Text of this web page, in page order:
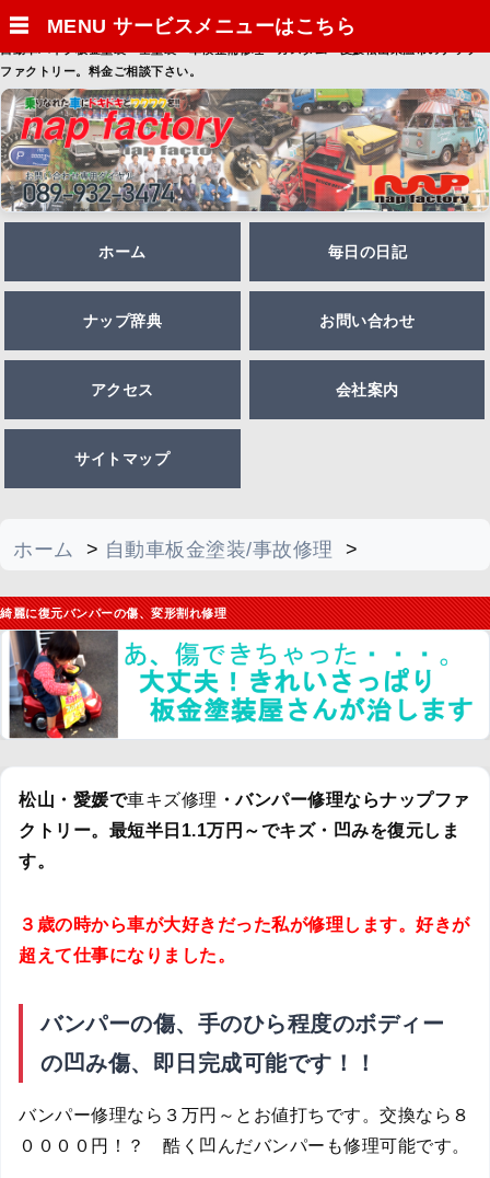
ファクトリー。料金ご相談下さい。
ホーム 毎日の日記
ナップ辞典 お問い合わせ
アクセス 会社案内
サイトマップ
☰ MENU サービスメニューはこちら
ホーム > 自動車板金塗装/事故修理
>
綺麗に復元バンパーの傷、変形割れ修理
松山・愛媛で車キズ修理 ・バンパー修理ならナップファ
クトリー。最短半日1.1万円～でキズ・凹みを復元しま
す。
３歳の時から車が大好きだった私が修理します。好きが
超えて仕事になりました。
バンパーの傷、手のひら程度のボディー
の凹み傷、即日完成可能です！！
バンパー修理なら３万円～とお値打ちです。交換なら８
００００円！？ 酷く凹んだバンパーも修理可能です。